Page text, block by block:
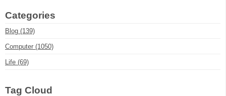
Categories
Blog (139)
Computer (1050)
Life (69)
Tag Cloud